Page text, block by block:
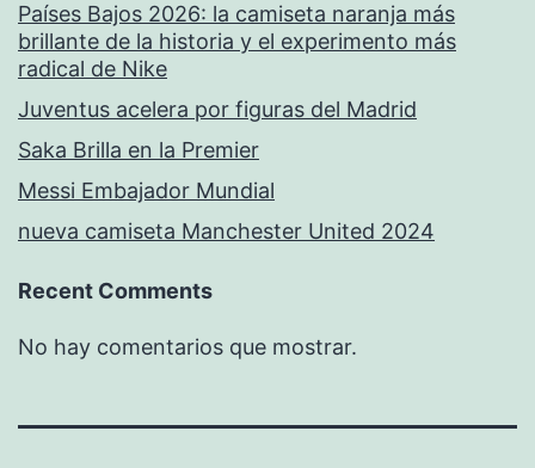
Países Bajos 2026: la camiseta naranja más
brillante de la historia y el experimento más
radical de Nike
Juventus acelera por figuras del Madrid
Saka Brilla en la Premier
Messi Embajador Mundial
nueva camiseta Manchester United 2024
Recent Comments
No hay comentarios que mostrar.